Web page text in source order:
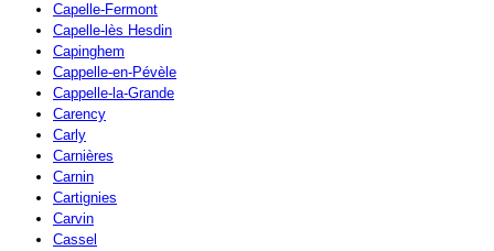
Capelle-Fermont
Capelle-lès Hesdin
Capinghem
Cappelle-en-Pévèle
Cappelle-la-Grande
Carency
Carly
Carnières
Carnin
Cartignies
Carvin
Cassel